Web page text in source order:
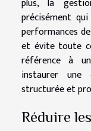
précisément
performances
et évite toute
référence à
instaurer une
structurée et
Réduire